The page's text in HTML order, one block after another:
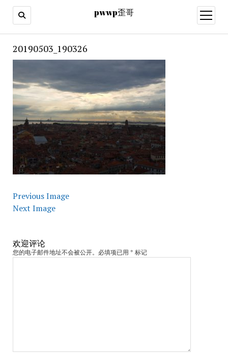
pwwp歪哥
open
menu
20190503_190326
Previous Image
Next Image
欢迎评论
您的电子邮件地址不会被公开。必填项已用 * 标记